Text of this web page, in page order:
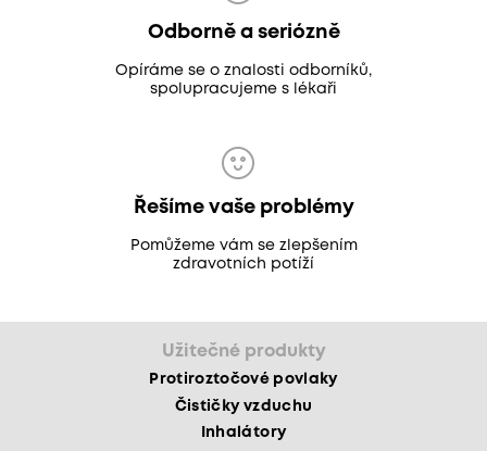
Odborně a seriózně
Opíráme se o znalosti odborníků,
spolupracujeme s lékaři
Řešíme vaše problémy
Pomůžeme vám se zlepšením
zdravotních potíží
Užitečné produkty
Protiroztočové povlaky
Čističky vzduchu
Inhalátory